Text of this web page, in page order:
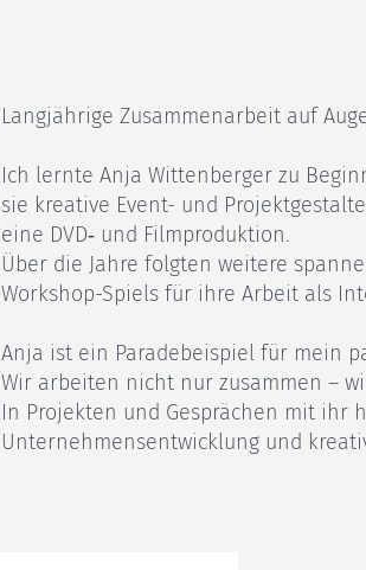
Langjährige Zusammenarbeit auf
Ich lernte Anja Wittenberger zu
sie kreative Event- und
eine DVD‑ und Filmproduktion.
Über die Jahre folgten weitere
Workshop-Spiels für ihre Arbeit als
Anja ist ein Paradebeispiel für mein
Wir arbeiten nicht nur zusammen –
In Projekten und Gesprächen mit ihr
Unternehmensentwicklung und